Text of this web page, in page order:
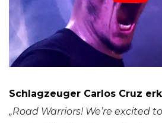
Schlagzeuger Carlos Cruz
„Road Warriors! We’re excited